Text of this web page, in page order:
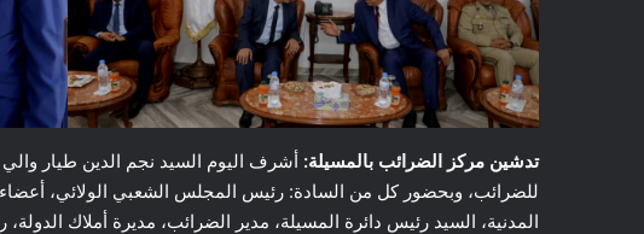
تدشين مركز الضرائب بالمسيلة: أشرف اليوم السيد نجم الدين طيار والي
للضرائب، وبحضور كل من السادة: رئيس المجلس الشعبي الولائي، أعضاء
المدنية، السيد رئيس دائرة المسيلة، مدير الضرائب، مديرة أملاك